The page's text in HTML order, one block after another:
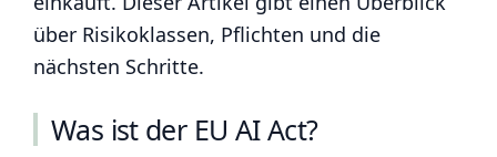
über Risikoklassen, Pflichten und die
nächsten Schritte.
Was ist der EU AI Act?